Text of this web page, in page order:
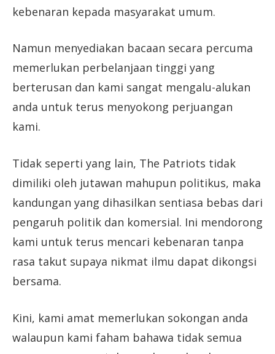
kebenaran kepada masyarakat umum.
Namun menyediakan bacaan secara percuma
memerlukan perbelanjaan tinggi yang
berterusan dan kami sangat mengalu-alukan
anda untuk terus menyokong perjuangan
kami.
Tidak seperti yang lain, The Patriots tidak
dimiliki oleh jutawan mahupun politikus, maka
kandungan yang dihasilkan sentiasa bebas dari
pengaruh politik dan komersial. Ini mendorong
kami untuk terus mencari kebenaran tanpa
rasa takut supaya nikmat ilmu dapat dikongsi
bersama.
Kini, kami amat memerlukan sokongan anda
walaupun kami faham bahawa tidak semua